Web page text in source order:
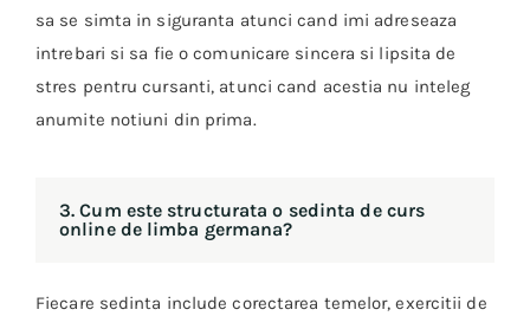
sa se simta in siguranta atunci cand imi adreseaza
intrebari si sa fie o comunicare sincera si lipsita de
stres pentru cursanti, atunci cand acestia nu inteleg
anumite notiuni din prima.
3. Cum este structurata o sedinta de curs
online de limba germana?
Fiecare sedinta include corectarea temelor, exercitii de